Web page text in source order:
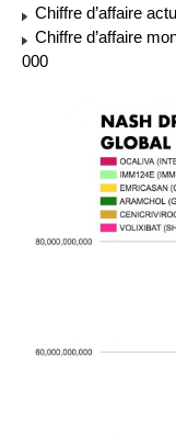
Chiffre d’affaire
Chiffre d’affaire
000